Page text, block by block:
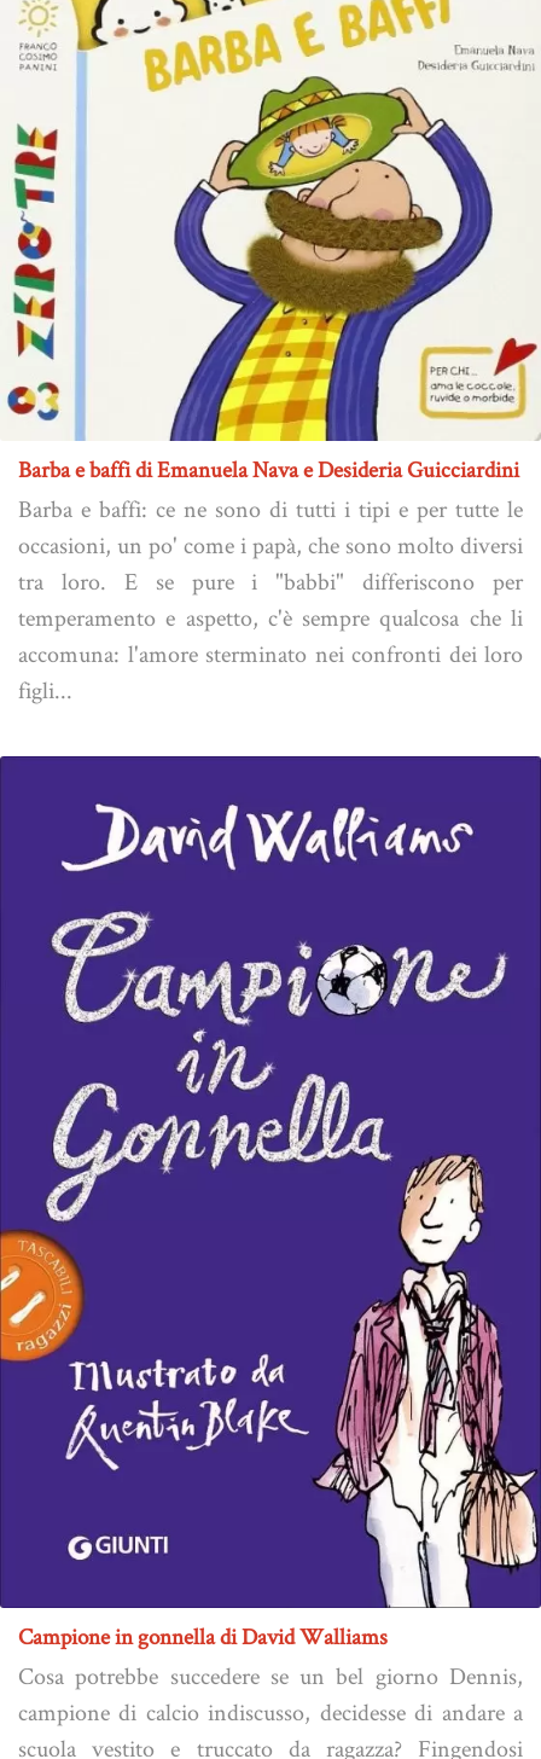
Barba e baffi di Emanuela Nava e Desideria Guicciardini
Barba e baffi: ce ne sono di tutti i tipi e per tutte le
occasioni, un po' come i papà, che sono molto diversi
tra loro. E se pure i "babbi" differiscono per
temperamento e aspetto, c'è sempre qualcosa che li
accomuna: l'amore sterminato nei confronti dei loro
figli...
Campione in gonnella di David Walliams
Cosa potrebbe succedere se un bel giorno Dennis,
campione di calcio indiscusso, decidesse di andare a
scuola vestito e truccato da ragazza? Fingendosi